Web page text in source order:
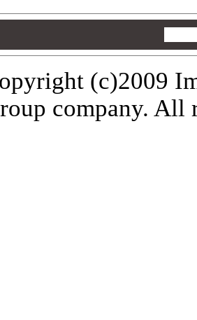
(c)2009
company. All